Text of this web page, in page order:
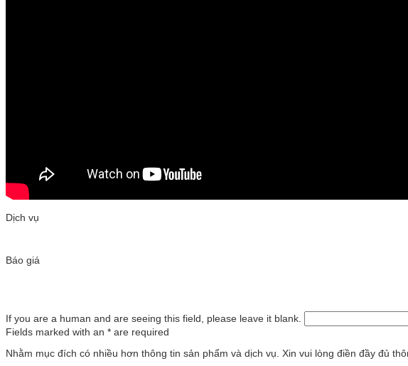
Dịch vụ
Báo giá
If you are a human and are seeing this field, please leave it blank.
Fields marked with an * are required
Nhằm mục đích có nhiều hơn thông tin sản phẩm và dịch vụ. Xin vui lòng điền đầy đủ